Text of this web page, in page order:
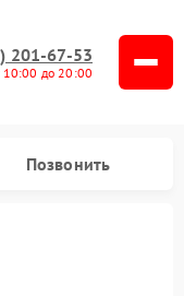
201-67-53
10:00 до 20:00
Позвонить